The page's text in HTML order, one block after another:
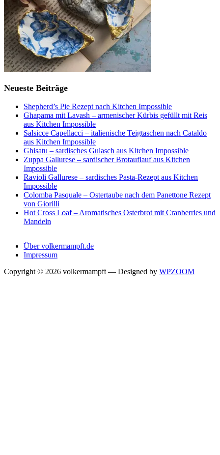
Neueste Beiträge
Shepherd’s Pie Rezept nach Kitchen Impossible
Ghapama mit Lavash – armenischer Kürbis gefüllt mit Reis
aus Kitchen Impossible
Salsicce Capellacci – italienische Teigtaschen nach Cataldo
aus Kitchen Impossible
Ghisatu – sardisches Gulasch aus Kitchen Impossible
Zuppa Gallurese – sardischer Brotauflauf aus Kitchen
Impossible
Ravioli Gallurese – sardisches Pasta-Rezept aus Kitchen
Impossible
Colomba Pasquale – Ostertaube nach dem Panettone Rezept
von Giorilli
Hot Cross Loaf – Aromatisches Osterbrot mit Cranberries und
Mandeln
Über volkermampft.de
Impressum
Copyright © 2026 volkermampft — Designed by WPZOOM